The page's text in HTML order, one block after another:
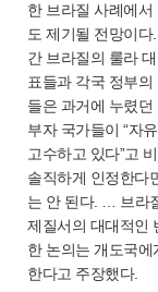
한 브라질 사례에
도 제기될 전망이
간 브라질의 룰라
표들과 각국 정부
들은 과거에 누렸던
부자 국가들이 “자
고수하고 있다”고
솔직하게 인정한다
는 안 된다. … 브라
제질서의 대대적인
한 논의는 개도국
한다고 주장했다.